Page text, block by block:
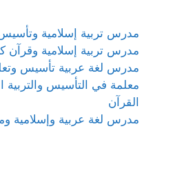
مدرس تربية إسلامية وتأسيس
مدرس تربية إسلامية وقرآن
مدرس لغة عربية تأسيس
معلمة في التأسيس والتربية
القرآن
مدرس لغة عربية وإسلامية